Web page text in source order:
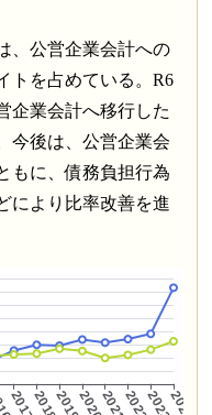
、公営企業会計への
トを占めている。R6
企業会計へ移行した
今後は、公営企業会
もに、債務負担行為
により比率改善を進